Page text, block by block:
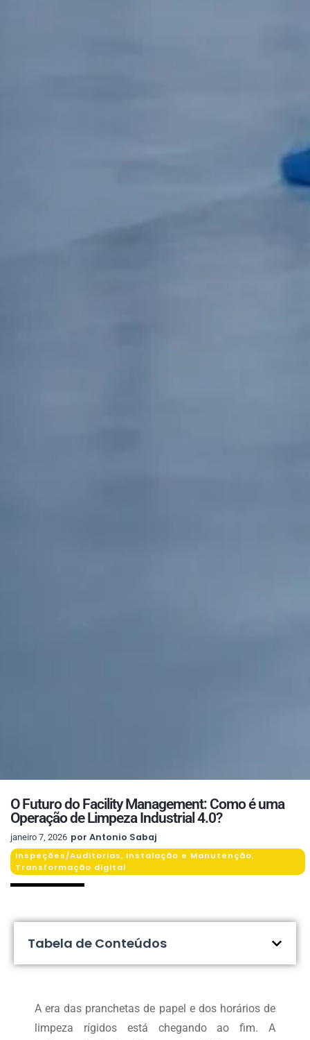
O Futuro do Facility Management: Como é uma
Operação de Limpeza Industrial 4.0?
janeiro 7, 2026 por Antonio Sabaj
Inspeções/Auditorias, Instalação e Manutenção,
Transformação digital
Tabela de Conteúdos
A era das pranchetas de papel e dos horários de
limpeza rígidos está chegando ao fim. A